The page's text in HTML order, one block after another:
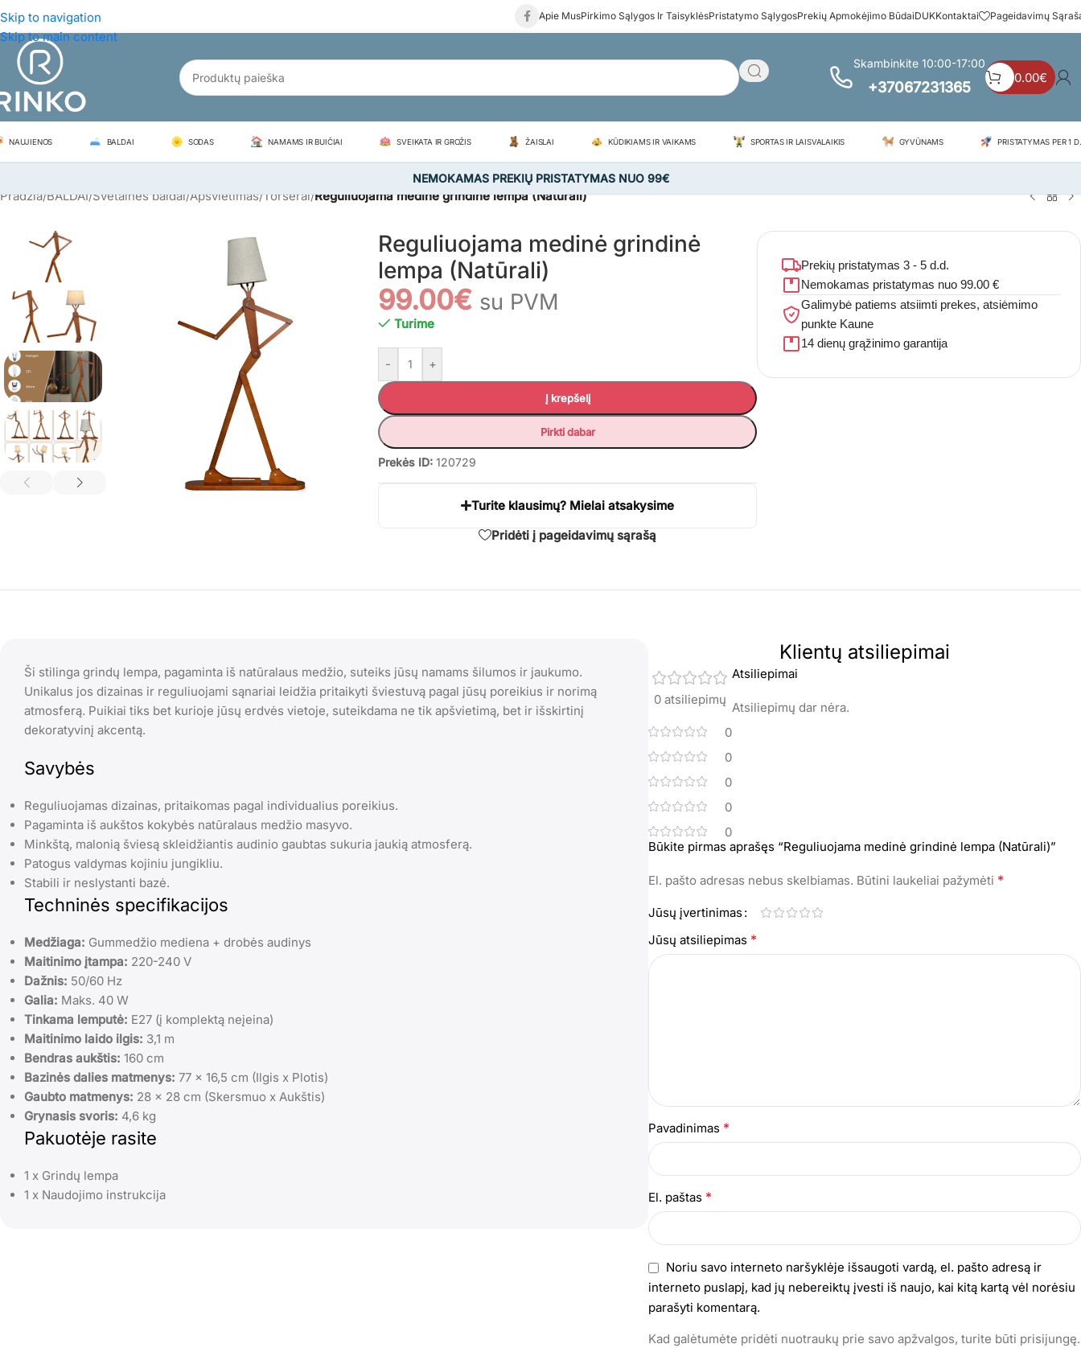
Skip to navigation
Skip to main content
Apie MusPirkimo Sąlygos Ir TaisyklėsPristatymo SąlygosPrekių Apmokėjimo BūdaiDUKKontaktai Pageidavimų
Skambinkite 10:00-17:00
+37067231365
0.00€
NAUJIENOS BALDAI SODAS NAMAMS IR BUIČIAI SVEIKATA IR GROŽIS ŽAISLAI KŪDIKIAMS IR VAIKAMS SPORTAS IR LAISVALAIKIS GYVŪNAMS PRISTATYMAS PER 1
NEMOKAMAS PREKIŲ PRISTATYMAS NUO 99€
Pradžia/BALDAI/Svetainės baldai/Apšvietimas/Toršerai/Reguliuojama medinė grindinė lempa (Natūrali)
Reguliuojama medinė grindinė
lempa (Natūrali)
99.00€ su PVM
Turime
- +
Į krepšelį
Pirkti dabar
Prekės ID: 120729
Turite klausimų? Mielai atsakysime
Pridėti į pageidavimų sąrašą
Prekių pristatymas 3 - 5 d.d.
Nemokamas pristatymas nuo 99.00 €
Galimybė patiems atsiimti prekes, atsiėmimo
punkte Kaune
14 dienų grąžinimo garantija
Ši stilinga grindų lempa, pagaminta iš natūralaus medžio, suteiks jūsų namams šilumos ir jaukumo.
Unikalus jos dizainas ir reguliuojami sąnariai leidžia pritaikyti šviestuvą pagal jūsų poreikius ir norimą
atmosferą. Puikiai tiks bet kurioje jūsų erdvės vietoje, suteikdama ne tik apšvietimą, bet ir išskirtinį
dekoratyvinį akcentą.
Savybės
Reguliuojamas dizainas, pritaikomas pagal individualius poreikius.
Pagaminta iš aukštos kokybės natūralaus medžio masyvo.
Minkštą, malonią šviesą skleidžiantis audinio gaubtas sukuria jaukią atmosferą.
Patogus valdymas kojiniu jungikliu.
Stabili ir neslystanti bazė.
Techninės specifikacijos
Medžiaga: Gummedžio mediena + drobės audinys
Maitinimo įtampa: 220-240 V
Dažnis: 50/60 Hz
Galia: Maks. 40 W
Tinkama lemputė: E27 (į komplektą neįeina)
Maitinimo laido ilgis: 3,1 m
Bendras aukštis: 160 cm
Bazinės dalies matmenys: 77 x 16,5 cm (Ilgis x Plotis)
Gaubto matmenys: 28 x 28 cm (Skersmuo x Aukštis)
Grynasis svoris: 4,6 kg
Pakuotėje rasite
1 x Grindų lempa
1 x Naudojimo instrukcija
Klientų atsiliepimai
0 atsiliepimų
0
0
0
0
0
Atsiliepimai
Atsiliepimų dar nėra.
Būkite pirmas aprašęs “Reguliuojama medinė grindinė lempa (Natūrali)”
El. pašto adresas nebus skelbiamas. Būtini laukeliai pažymėti *
Jūsų įvertinimas
Jūsų atsiliepimas *
Pavadinimas *
El. paštas *
Noriu savo interneto naršyklėje išsaugoti vardą, el. pašto adresą ir
interneto puslapį, kad jų nebereiktų įvesti iš naujo, kai kitą kartą vėl norėsiu
parašyti komentarą.
Kad galėtumėte pridėti nuotraukų prie savo apžvalgos, turite būti prisijungę.